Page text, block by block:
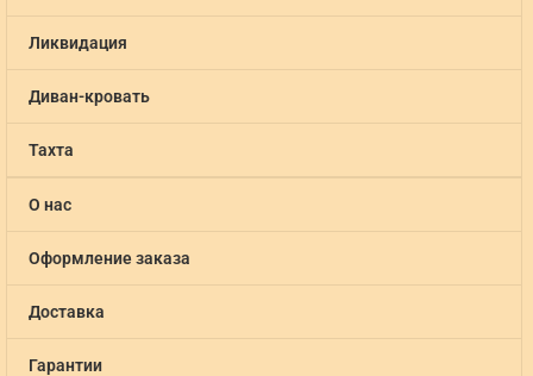
Ликвидация
Диван-кровать
Тахта
О нас
Оформление заказа
Доставка
Гарантии